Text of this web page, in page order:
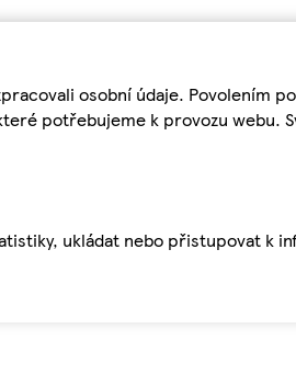
osobní údaje. Povolením
potřebujeme k provozu webu.
ukládat nebo přistupovat k